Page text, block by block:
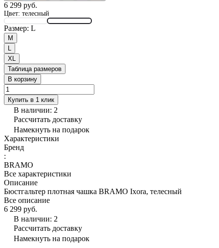
6 299 руб.
Цвет: телесный
Размер: L
M
XL
Таблица размеров
В корзину
Купить в 1 клик
В наличии: 2
Рассчитать доставку
Намекнуть на подарок
Характеристики
Бренд
:
BRAMO
Все характеристики
Описание
Бюстгальтер плотная чашка BRAMO Ixora, телесный
Все описание
6 299 руб.
В наличии: 2
Рассчитать доставку
Намекнуть на подарок